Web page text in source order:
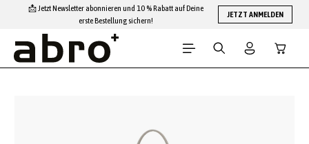
Zum Hauptinhalt springen
📩 Jetzt Newsletter abonnieren und 10 % Rabatt auf Deine
erste Bestellung sichern!
JETZT ANMELDEN